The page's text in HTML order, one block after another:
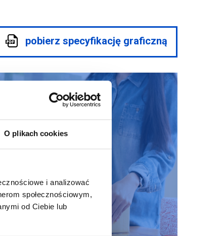
O plikach cookies
i analizować
społecznościowym,
od Ciebie lub
pobierz specyfikację graficzną